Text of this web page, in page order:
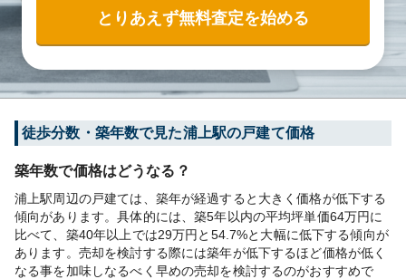
とりあえず無料査定を始める
徒歩分数・築年数で見た浦上駅の戸建て価格
築年数で価格はどうなる？
浦上駅周辺の戸建ては、築年が経過すると大きく価格が低下する
傾向があります。具体的には、築5年以内の平均坪単価64万円に
比べて、築40年以上では29万円と54.7%と大幅に低下する傾向が
あります。売却を検討する際には築年が低下するほど価格が低く
なる事を加味しなるべく早めの売却を検討するのがおすすめで